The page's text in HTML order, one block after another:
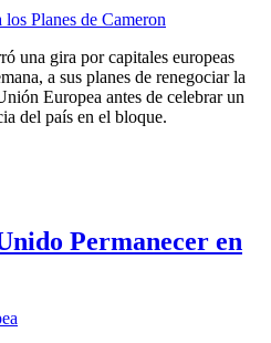
una gira por capitales europeas
a sus planes de renegociar la
Europea antes de celebrar un
del país en el bloque.
Permanecer en